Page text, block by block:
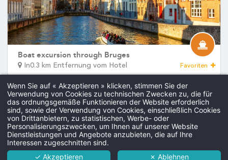
Genthof 4a, 8000 Brugge
+32 50 34 18 10
mroha@martinshotels.com
Check-in &
Ankunftszeit:
.Abreisezeit:
kostenpflichtiger Parkplatz
Nacht, je nach
Fehler: Das
Martin's Relais 4****
Hotel
Zimmer
Wenn Sie auf « Akzeptieren » klicken, stimmen Sie der
Verwendung von Cookies zu technischen Zwecken zu, die für
das ordnungsgemäße Funktionieren der Website erforderlich
sind, sowie der Verwendung von Cookies, einschließlich Cookies
von Drittanbietern, zu statistischen, Werbe- oder
Personalisierungszwecken, um Ihnen auf unserer Website
Dienstleistungen und Angebote anzubieten, die auf Ihre
Interessen zugeschnitten sind.
✓ Akzeptieren
✗ Ablehnen